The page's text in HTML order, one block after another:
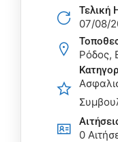
Τελική
07/08/
Ρόδος,
0